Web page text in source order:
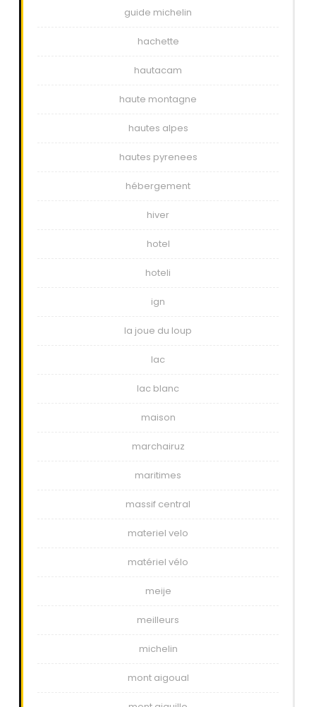
guide michelin
hachette
hautacam
haute montagne
hautes alpes
hautes pyrenees
hébergement
hiver
hotel
hoteli
ign
la joue du loup
lac
lac blanc
maison
marchairuz
maritimes
massif central
materiel velo
matériel vélo
meije
meilleurs
michelin
mont aigoual